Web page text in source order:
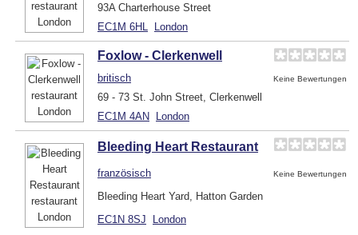
93A Charterhouse Street
EC1M 6HL
London
Foxlow - Clerkenwell
britisch Keine Bewertungen
69 - 73 St. John Street, Clerkenwell
EC1M 4AN London
Bleeding Heart Restaurant
französisch Keine Bewertungen
Bleeding Heart Yard, Hatton Garden
EC1N 8SJ
London